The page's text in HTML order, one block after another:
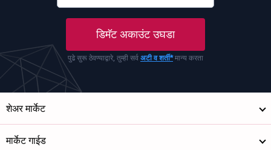
डिमॅट अकाउंट उघडा
पुढे सुरू ठेवण्याद्वारे, तुम्ही सर्व अटी व शर्ती*मान्य करता
शेअर मार्केट
मार्केट गाईड